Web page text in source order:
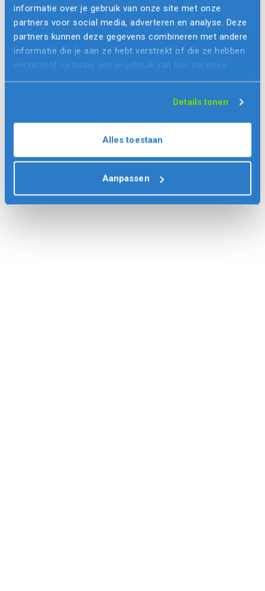
informatie over je gebruik van onze site met onze
partners voor social media, adverteren en analyse. Deze
partners kunnen deze gegevens combineren met andere
informatie die je aan ze hebt verstrekt of die ze hebben
verzameld op basis van je gebruik van hun services.
Details tonen
Alles toestaan
Aanpassen